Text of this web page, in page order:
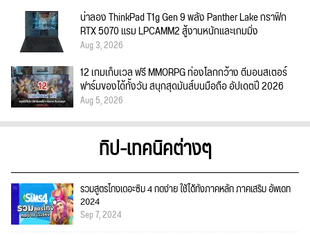
น่าลอง ThinkPad T1g Gen 9 พลัง Panther Lake กราฟิก
RTX 5070 แรม LPCAMM2 สู้งานหนักและเกมมิ่ง
Aug 3, 2026
12 เกมเก็บเวล ฟรี MMORPG ท่องโลกกว้าง ตีมอนสเตอร์
ฟาร์มของได้ทั้งวัน สนุกสุดมันส์บนมือถือ อัปเดตปี 2026
Aug 5, 2026
ทิป-เทคนิคต่างๆ
รวมสูตรโกงเดอะซิม 4 กดง่าย ใช้ได้ทั้งภาคหลัก ภาคเสริม อัพเดท
2024
Sep 7, 2024